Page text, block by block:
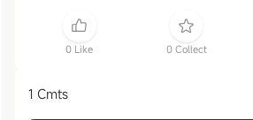
0 Like 0 Collect
1 Cmts